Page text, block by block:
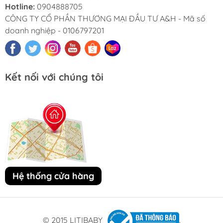
Hotline: 0904888705
CÔNG TY CỔ PHẦN THƯƠNG MẠI ĐẦU TƯ A&H - Mã số
doanh nghiệp - 0106797201
Kết nối với chúng tôi
Hệ thống cửa hàng
© 2015 LITIBABY .